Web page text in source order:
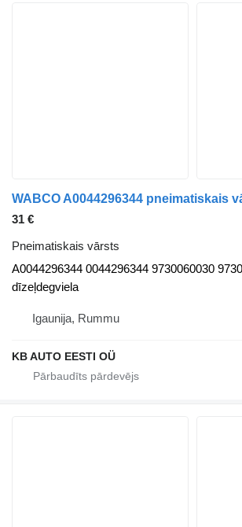
31 €
Pneimatiskais vārsts
A0044296344 0044296344 9730060030
dīzeļdegviela
Igaunija, Rummu
KB AUTO EESTI OÜ